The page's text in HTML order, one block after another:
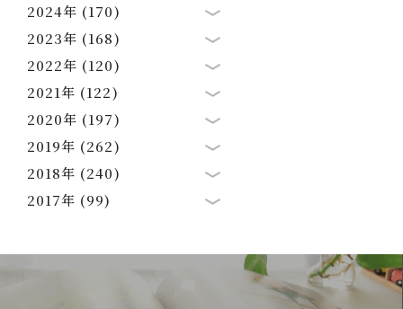
2024年 (170)
2023年 (168)
2022年 (120)
2021年 (122)
2020年 (197)
2019年 (262)
2018年 (240)
2017年 (99)